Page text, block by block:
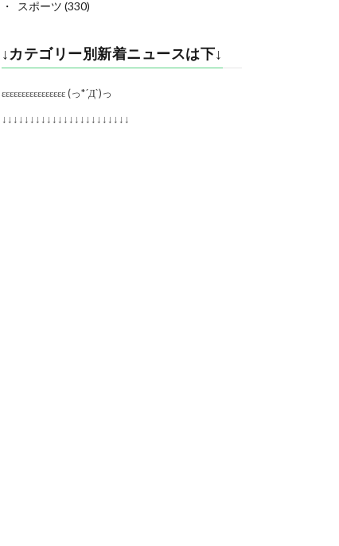
スポーツ (330)
↓カテゴリー別新着ニュースは下↓
εεεεεεεεεεεεεεεε (っ*´Д`)っ
↓↓↓↓↓↓↓↓↓↓↓↓↓↓↓↓↓↓↓↓↓↓↓